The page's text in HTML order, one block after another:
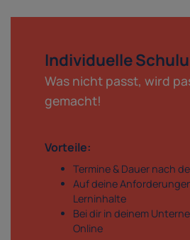
Individuelle
Was nicht passt, wird
gemacht!
Vorteile:
Termine & Dauer nach
Auf deine
Lerninhalte
Bei dir in deinem
Online